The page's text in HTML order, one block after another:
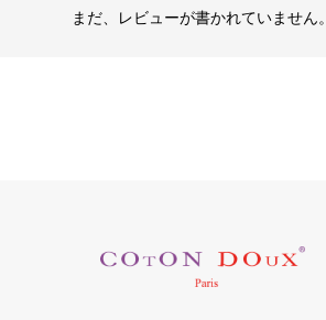
まだ、レビューが書かれていません。